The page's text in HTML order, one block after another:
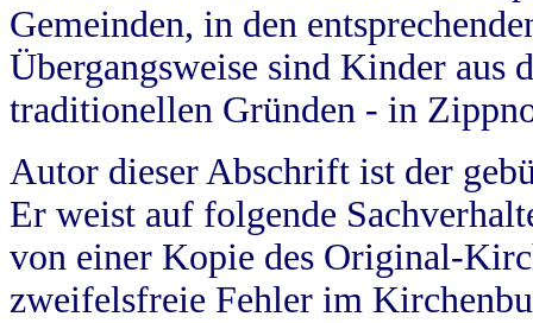
Gemeinden, in den
Übergangsweise sind Kinder aus
traditionellen Gründen - in
Autor dieser Abschrift ist der
Er weist auf folgende
von einer Kopie des Original-
zweifelsfreie Fehler im